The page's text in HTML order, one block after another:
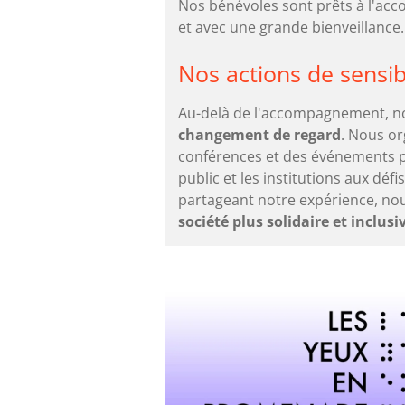
Nos bénévoles sont prêts à
et avec une grande bienveillance.
Nos actions de
Au-delà de l'accompagnement,
changement de regard. Nous
conférences et des événements
public et les institutions aux
partageant notre expérience,
société plus solidaire et